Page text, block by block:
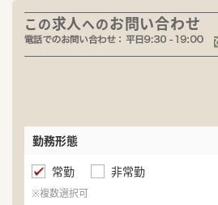
この求人へのお問い合わせ
勤務形態
常勤 非常勤
※複数選択可